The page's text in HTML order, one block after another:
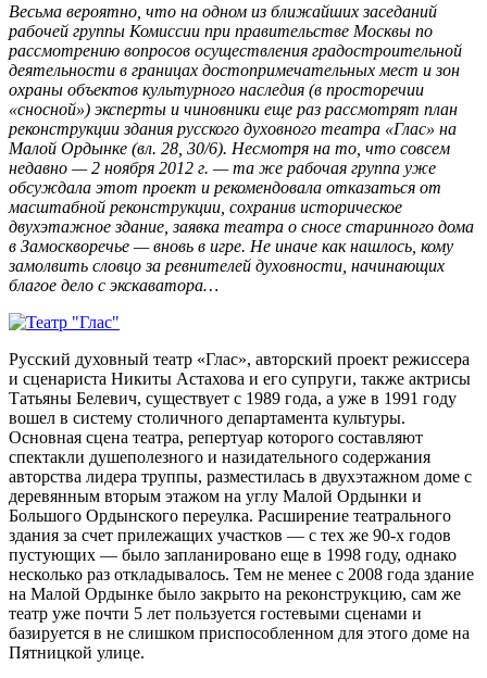
Весьма вероятно, что на одном из ближайших заседаний
рабочей группы Комиссии при правительстве Москвы по
рассмотрению вопросов осуществления градостроительной
деятельности в границах достопримечательных мест и зон
охраны объектов культурного наследия (в просторечии
«сносной») эксперты и чиновники еще раз рассмотрят план
реконструкции здания русского духовного театра «Глас» на
Малой Ордынке (вл. 28, 30/6). Несмотря на то, что совсем
недавно — 2 ноября 2012 г. — та же рабочая группа уже
обсуждала этот проект и рекомендовала отказаться от
масштабной реконструкции, сохранив историческое
двухэтажное здание, заявка театра о сносе старинного дома
в Замоскворечье — вновь в игре. Не иначе как нашлось, кому
замолвить словцо за ревнителей духовности, начинающих
благое дело с экскаватора…
Русский духовный театр «Глас», авторский проект режиссера
и сценариста Никиты Астахова и его супруги, также актрисы
Татьяны Белевич, существует с 1989 года, а уже в 1991 году
вошел в систему столичного департамента культуры.
Основная сцена театра, репертуар которого составляют
спектакли душеполезного и назидательного содержания
авторства лидера труппы, разместилась в двухэтажном доме с
деревянным вторым этажом на углу Малой Ордынки и
Большого Ордынского переулка. Расширение театрального
здания за счет прилежащих участков — с тех же 90-х годов
пустующих — было запланировано еще в 1998 году, однако
несколько раз откладывалось. Тем не менее с 2008 года здание
на Малой Ордынке было закрыто на реконструкцию, сам же
театр уже почти 5 лет пользуется гостевыми сценами и
базируется в не слишком приспособленном для этого доме на
Пятницкой улице.